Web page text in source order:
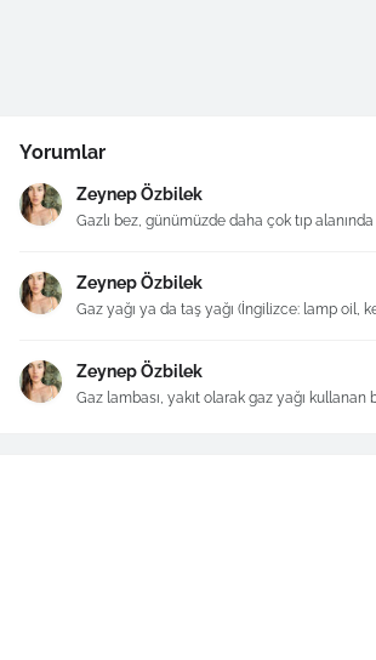
Yorumlar
Zeynep Özbilek
Gazlı bez, günümüzde daha çok tıp alanında
Zeynep Özbilek
Gaz yağı ya da taş yağı (İngilizce: lamp oil,
Zeynep Özbilek
Gaz lambası, yakıt olarak gaz yağı kullanan